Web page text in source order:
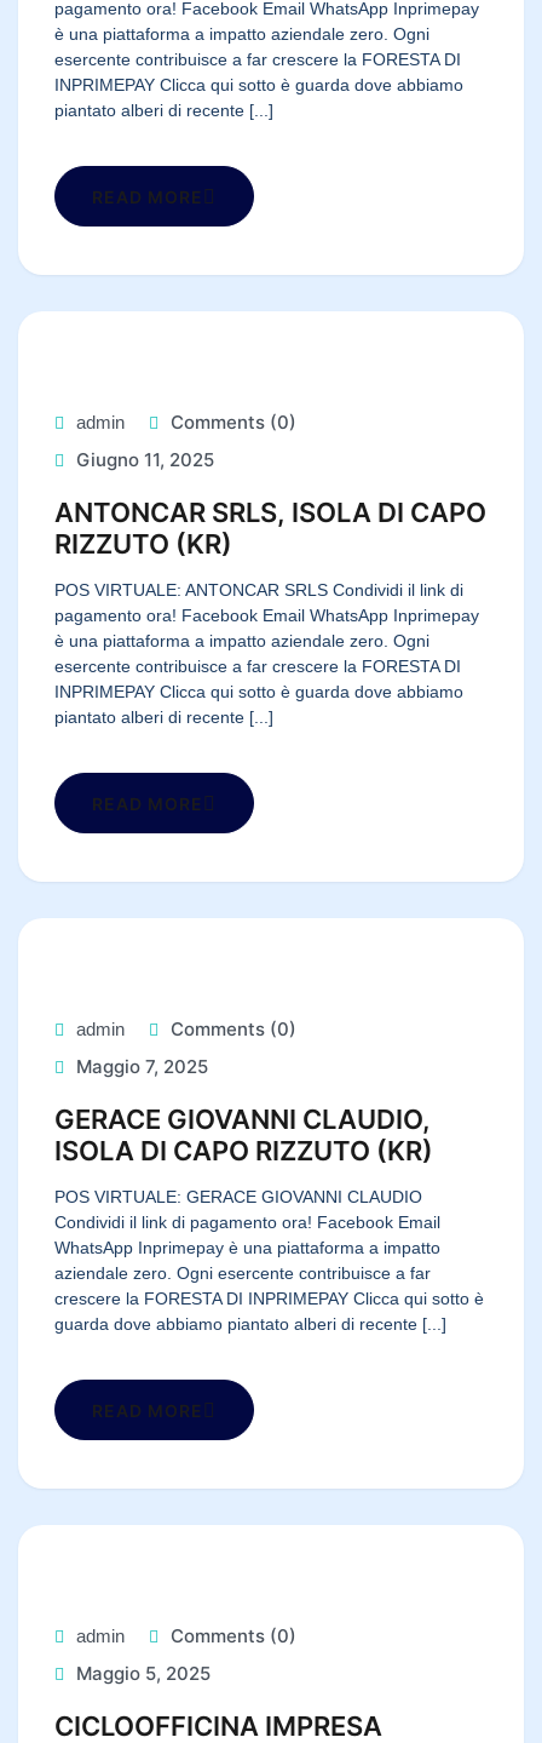
pagamento ora! Facebook Email WhatsApp Inprimepay
è una piattaforma a impatto aziendale zero. Ogni
esercente contribuisce a far crescere la FORESTA DI
INPRIMEPAY Clicca qui sotto è guarda dove abbiamo
piantato alberi di recente [...]
READ MORE
admin
Comments (0)
Giugno 11, 2025
ANTONCAR SRLS, ISOLA DI CAPO
RIZZUTO (KR)
POS VIRTUALE: ANTONCAR SRLS Condividi il link di
pagamento ora! Facebook Email WhatsApp Inprimepay
è una piattaforma a impatto aziendale zero. Ogni
esercente contribuisce a far crescere la FORESTA DI
INPRIMEPAY Clicca qui sotto è guarda dove abbiamo
piantato alberi di recente [...]
READ MORE
admin
Comments (0)
Maggio 7, 2025
GERACE GIOVANNI CLAUDIO,
ISOLA DI CAPO RIZZUTO (KR)
POS VIRTUALE: GERACE GIOVANNI CLAUDIO
Condividi il link di pagamento ora! Facebook Email
WhatsApp Inprimepay è una piattaforma a impatto
aziendale zero. Ogni esercente contribuisce a far
crescere la FORESTA DI INPRIMEPAY Clicca qui sotto è
guarda dove abbiamo piantato alberi di recente [...]
READ MORE
admin
Comments (0)
Maggio 5, 2025
CICLOOFFICINA IMPRESA